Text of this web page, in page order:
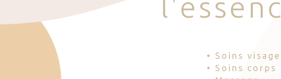
l 'esse nc
• Soins visage
• Soins corps